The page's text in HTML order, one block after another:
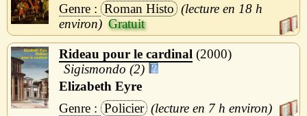
Roman Histo
18 h
Rideau pour le cardinal
2000
Sigismondo (2)
Elizabeth Eyre
Policier
7 h